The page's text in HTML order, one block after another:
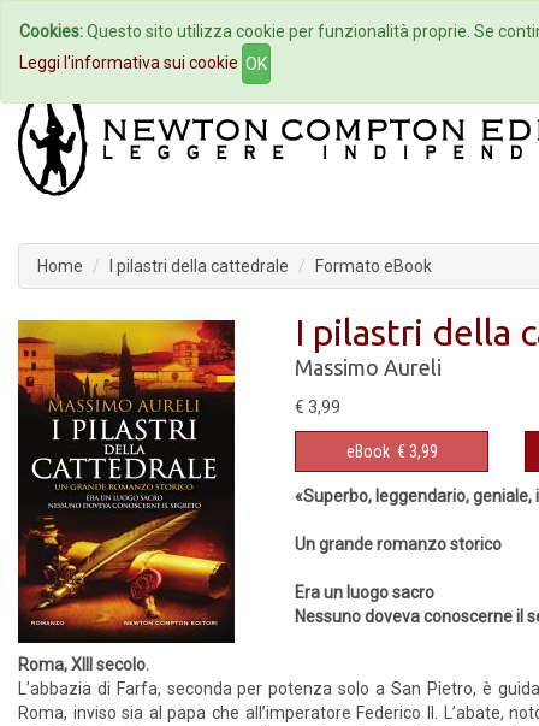
Home Autori Eventi
Home I pilastri della cattedrale Formato eBook
I pilastri della
Massimo Aureli
€ 3,99
eBook € 3,99
«Superbo, leggendario, geniale,
Un grande romanzo storico
Era un luogo sacro
Nessuno doveva conoscerne il
Roma, XIII secolo.
L’abbazia di Farfa, seconda per potenza solo a San Pietro, è
Roma, inviso sia al papa che all’imperatore Federico II. L’abate,
Cookies:Questo sito utilizza cookie per funzionalità proprie. Se
Leggi l'informativa sui cookie OK